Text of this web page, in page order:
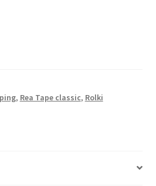
, Rea Tape classic, Rolki